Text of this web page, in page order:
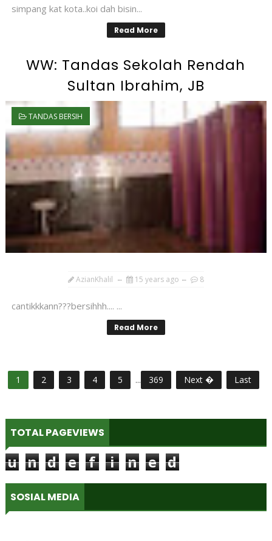
simpang kat kota..koi dah bisin...
Read More
WW: Tandas Sekolah Rendah
Sultan Ibrahim, JB
TANDAS BERSIH
AzianKhalil 15 years ago 8
cantikkkann???bersihhh.... ...
Read More
1 2 3 4 5 ... 369 Next � Last
TOTAL PAGEVIEWS
u n d e f i n e d
SOSIAL MEDIA